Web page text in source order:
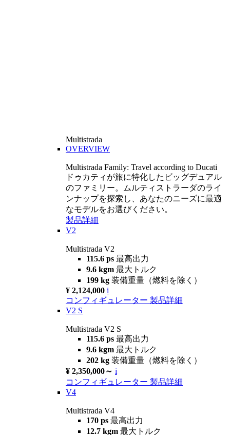
Multistrada
OVERVIEW
Multistrada Family: Travel according to Ducati
ドゥカティが旅に特化したビッグデュアル
のファミリー。ムルティストラーダのライ
ンナップを探索し、あなたのニーズに最適
なモデルをお選びください。
製品詳細
V2
Multistrada V2
115.6 ps 最高出力
9.6 kgm 最大トルク
199 kg 装備重量（燃料を除く）
¥ 2,124,000 i
コンフィギュレーター 製品詳細
V2 S
Multistrada V2 S
115.6 ps 最高出力
9.6 kgm 最大トルク
202 kg 装備重量（燃料を除く）
¥ 2,350,000～ i
コンフィギュレーター 製品詳細
V4
Multistrada V4
170 ps 最高出力
12.7 kgm 最大トルク